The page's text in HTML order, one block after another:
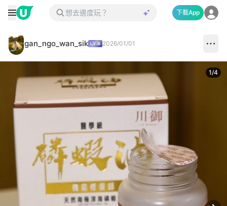
下載App
gan_ngo_wan_sik 2026/01/01
1/4